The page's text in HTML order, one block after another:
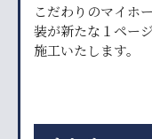
こだわりのマイホ
装が新たな１ペー
施工いたします。